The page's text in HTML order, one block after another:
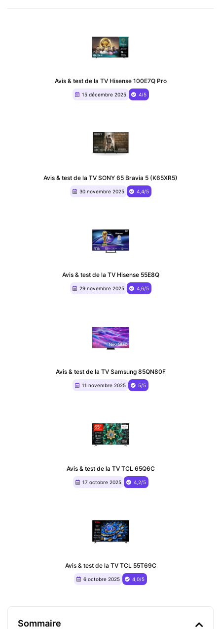
Avis & test de la TV Hisense 100E7Q Pro
15 décembre 2025 4/5
Avis & test de la TV SONY 65 Bravia 5 (K65XR5)
30 novembre 2025 4,4/5
Avis & test de la TV Hisense 55E8Q
29 novembre 2025 4,6/5
Avis & test de la TV Samsung 85QN80F
11 novembre 2025 5/5
Avis & test de la TV TCL 65Q6C
17 octobre 2025 4,2/5
Avis & test de la TV TCL 55T69C
6 octobre 2025 4,0/5
Sommaire